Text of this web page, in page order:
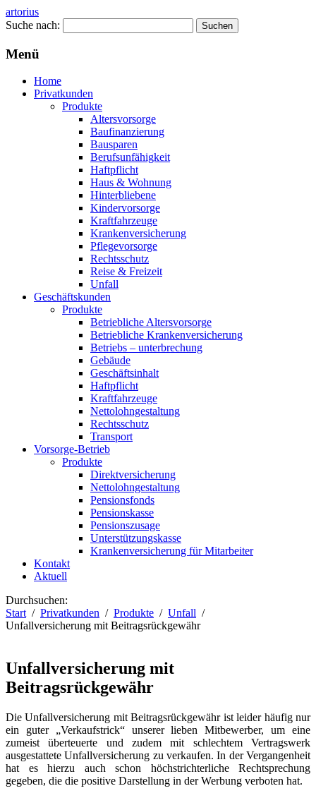
artorius
Suche nach:
Menü
Home
Privatkunden
Produkte
Altersvorsorge
Baufinanzierung
Bausparen
Berufsunfähigkeit
Haftpflicht
Haus & Wohnung
Hinterbliebene
Kindervorsorge
Kraftfahrzeuge
Krankenversicherung
Pflegevorsorge
Rechtsschutz
Reise & Freizeit
Unfall
Geschäftskunden
Produkte
Betriebliche Altersvorsorge
Betriebliche Krankenversicherung
Betriebs – unterbrechung
Gebäude
Geschäftsinhalt
Haftpflicht
Kraftfahrzeuge
Nettolohngestaltung
Rechtsschutz
Transport
Vorsorge-Betrieb
Produkte
Direktversicherung
Nettolohngestaltung
Pensionsfonds
Pensionskasse
Pensionszusage
Unterstützungskasse
Krankenversicherung für Mitarbeiter
Kontakt
Aktuell
Durchsuchen:
Start
Privatkunden Produkte
Unfall
Unfallversicherung mit Beitragsrückgewähr
Unfallversicherung mit
Beitragsrückgewähr
Die Unfallversicherung mit Beitragsrückgewähr ist leider häufig nur
ein guter „Verkaufstrick“ unserer lieben Mitbewerber, um eine
zumeist überteuerte und zudem mit schlechtem Vertragswerk
ausgestattete Unfallversicherung zu verkaufen. In der Vergangenheit
hat es hierzu auch schon höchstrichterliche Rechtsprechung
gegeben, die die positive Darstellung in der Werbung verboten hat.